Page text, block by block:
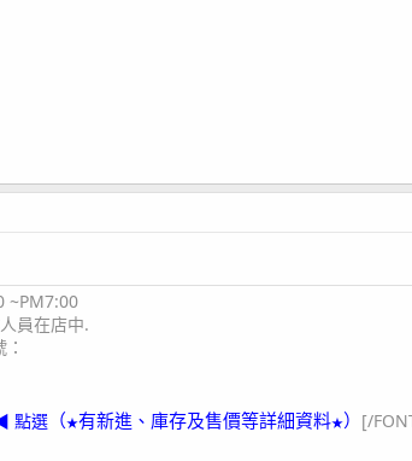
~PM7:00
員在店中.
點選 （★有新進、庫存及售價等詳細資料★） [/